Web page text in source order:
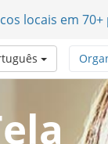
locais em 70+